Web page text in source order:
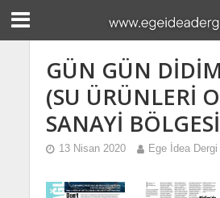
GÜN GÜN
(SU ÜRÜNLERİ
SANAYİ
13 Nisan 2020 Ege İdea Dergi